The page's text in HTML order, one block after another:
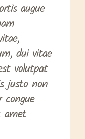
augue
dui vitae
volutpat
justo non
congue
amet